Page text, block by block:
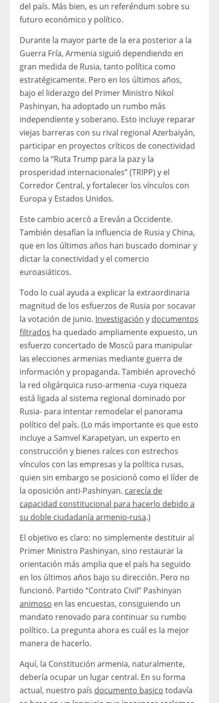
del país. Más bien, es un referéndum sobre su
futuro económico y político.
Durante la mayor parte de la era posterior a la
Guerra Fría, Armenia siguió dependiendo en
gran medida de Rusia, tanto política como
estratégicamente. Pero en los últimos años,
bajo el liderazgo del Primer Ministro Nikol
Pashinyan, ha adoptado un rumbo más
independiente y soberano. Esto incluye reparar
viejas barreras con su rival regional Azerbaiyán,
participar en proyectos críticos de conectividad
como la “Ruta Trump para la paz y la
prosperidad internacionales” (TRIPP) y el
Corredor Central, y fortalecer los vínculos con
Europa y Estados Unidos.
Este cambio acercó a Ereván a Occidente.
También desafían la influencia de Rusia y China,
que en los últimos años han buscado dominar y
dictar la conectividad y el comercio
euroasiáticos.
Todo lo cual ayuda a explicar la extraordinaria
magnitud de los esfuerzos de Rusia por socavar
la votación de junio. Investigación y documentos
filtrados ha quedado ampliamente expuesto, un
esfuerzo concertado de Moscú para manipular
las elecciones armenias mediante guerra de
información y propaganda. También aprovechó
la red oligárquica ruso-armenia -cuya riqueza
está ligada al sistema regional dominado por
Rusia- para intentar remodelar el panorama
político del país. (Lo más importante es que esto
incluye a Samvel Karapetyan, un experto en
construcción y bienes raíces con estrechos
vínculos con las empresas y la política rusas,
quien sin embargo se posicionó como el líder de
la oposición anti-Pashinyan. carecía de
capacidad constitucional para hacerlo debido a
su doble ciudadanía armenio-rusa.)
El objetivo es claro: no simplemente destituir al
Primer Ministro Pashinyan, sino restaurar la
orientación más amplia que el país ha seguido
en los últimos años bajo su dirección. Pero no
funcionó. Partido “Contrato Civil” Pashinyan
animoso en las encuestas, consiguiendo un
mandato renovado para continuar su rumbo
político. La pregunta ahora es cuál es la mejor
manera de hacerlo.
Aquí, la Constitución armenia, naturalmente,
debería ocupar un lugar central. En su forma
actual, nuestro país documento basico todavía